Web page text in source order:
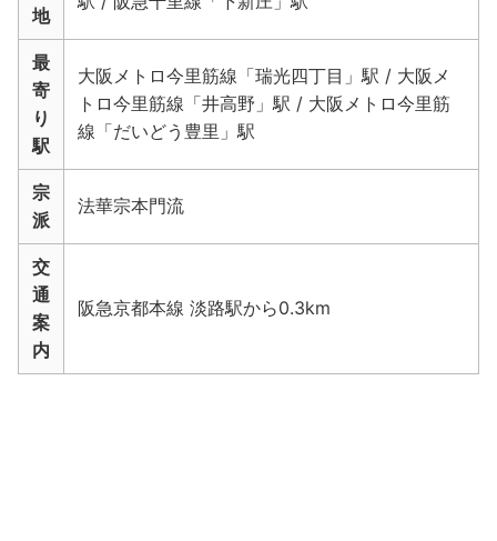
地
最
寄
り
駅
大阪メトロ今里筋線「瑞光四丁目」駅 / 大阪メ
トロ今里筋線「井高野」駅 / 大阪メトロ今里筋
線「だいどう豊里」駅
宗
派
法華宗本門流
交
通
案
内
阪急京都本線 淡路駅から0.3km